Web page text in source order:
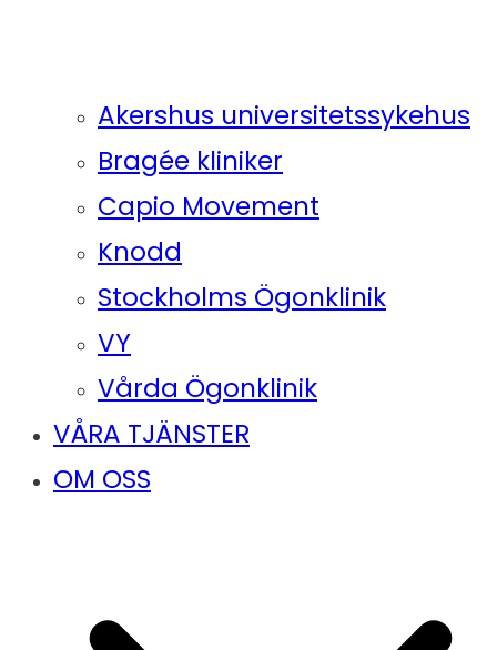
Akershus universitetssykehus
Bragée kliniker
Capio Movement
Knodd
Stockholms Ögonklinik
VY
Vårda Ögonklinik
VÅRA TJÄNSTER
OM OSS